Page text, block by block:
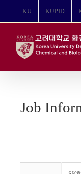
뛰
KU KUPID
Job